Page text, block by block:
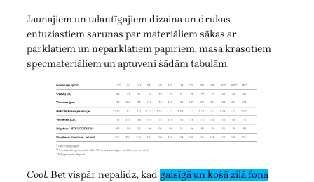
Jaunajiem un talantīgajiem dizaina un drukas
entuziastiem sarunas par materiāliem sākas ar
pārklātiem un nepārklātiem papīriem, masā krāsotiem
specmateriāliem un aptuveni šādām tabulām:
Cool. Bet vispār nepalīdz, kad gaisīgā un košā zilā fona